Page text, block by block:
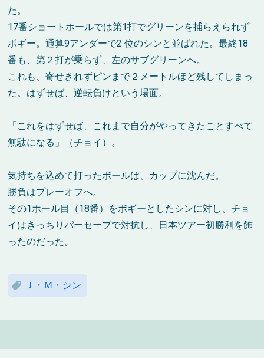
た。
17番ショートホールでは第1打でグリーンを捕らえられず
ボギー。通算9アンダーで2 位のシンと並ばれた。最終18
番も、第２打が乗らず、左のサブグリーンへ。
これも、寄せきれずピンまで２メートルほど残してしまっ
た。はずせば、逆転負けという場面。
「これをはずせば、これまで自分がやってきたことすべて
無駄になる」（チョイ）。
気持ちを込めて打ったボールは、カップに沈んだ。
勝負はプレーオフへ。
その1ホール目（18番）をボギーとしたシンに対し、チョ
イはきっちりパーセーブで対抗し、日本ツアー初勝利を飾
ったのだった。
Ｊ・Ｍ・シン